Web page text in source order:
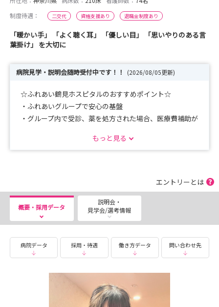
制度待遇：
二交代 資格支援あり 退職金制度あり
「暖かい手」 「よく聴く耳」 「優しい目」 「思いやりのある言
葉掛け」 を大切に
病院見学・説明会随時受付中です！！ (2026/08/05更新)
☆ふれあい鶴見ホスピタルのおすすめポイント☆
・ふれあいグループで安心の基盤
・グループ内で受診、薬を処方された場合、医療費補助が
・研修制度も力を入れているので安心して入社いただける
・社員寮あり
・人間関係、職場環境が整っているので働きやすいのが特
徴です！
横浜駅まで電車で7分、川崎駅まで7分、東京方面もア
クセスが良いです！
見学などをご希望の方は随時受け付けています！
少しでも興味がありましたら、
もっと見る
エントリーとは
概要・採用データ
説明会・
見学会/選考情報
病院データ 採用・待遇 働き方データ 問い合わせ先